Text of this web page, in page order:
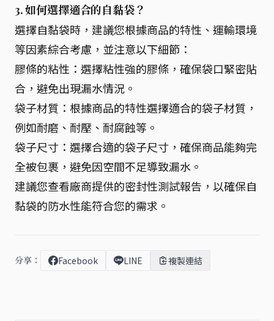
3. 如何選擇適合的自黏袋？
選擇自黏袋時，建議您根據商品的特性、運輸環境
等因素綜合考慮，並注意以下細節：
膠條的粘性：選擇粘性強的膠條，確保袋口緊密貼
合，避免出現漏水情況。
袋子材質：根據商品的特性選擇適合的袋子材質，
例如耐磨、耐壓、耐腐蝕等。
袋子尺寸：選擇合適的袋子尺寸，確保商品能夠完
全被包裹，避免因空間不足導致漏水。
建議您查看廠商提供的密封性測試報告，以確保自
黏袋的防水性能符合您的需求。
分享： Facebook LINE 複製連結